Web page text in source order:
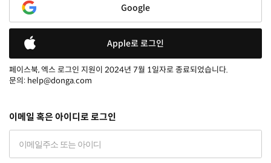
Google
Apple로 로그인
페이스북, 엑스 로그인 지원이 2024년 7월 1일자로 종료되었습니다.
문의: help@donga.com
이메일 혹은 아이디로 로그인